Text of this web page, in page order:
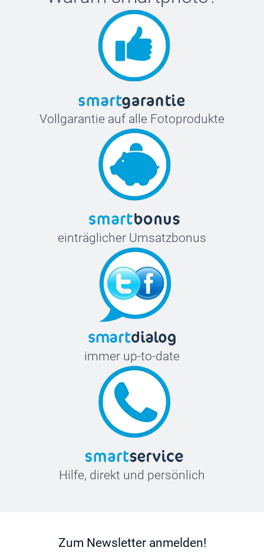
Vollgarantie auf alle Fotoprodukte
einträglicher Umsatzbonus
immer up-to-date
Hilfe, direkt und persönlich
Zum Newsletter anmelden!